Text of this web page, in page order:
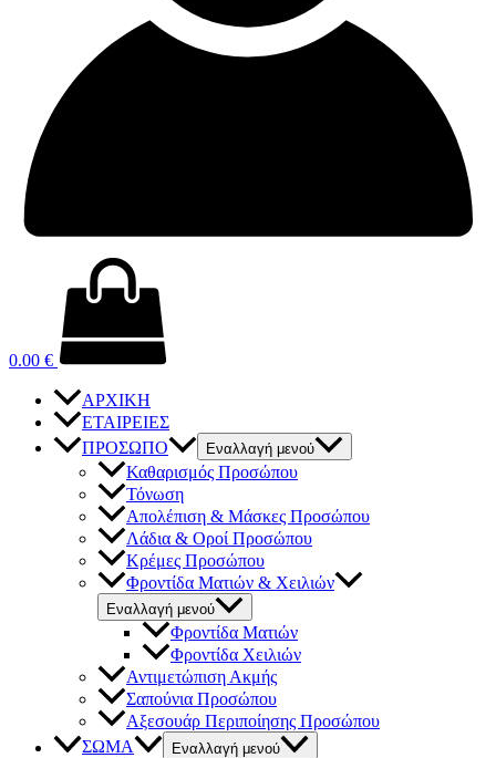
0.00 €
ΑΡΧΙΚΗ
ΕΤΑΙΡΕΙΕΣ
ΠΡΟΣΩΠΟ
Εναλλαγή μενού
Καθαρισμός Προσώπου
Τόνωση
Απολέπιση & Μάσκες Προσώπου
Λάδια & Οροί Προσώπου
Κρέμες Προσώπου
Φροντίδα Ματιών & Χειλιών
Εναλλαγή μενού
Φροντίδα Ματιών
Φροντίδα Χειλιών
Αντιμετώπιση Ακμής
Σαπούνια Προσώπου
Αξεσουάρ Περιποίησης Προσώπου
ΣΩΜΑ
Εναλλαγή μενού